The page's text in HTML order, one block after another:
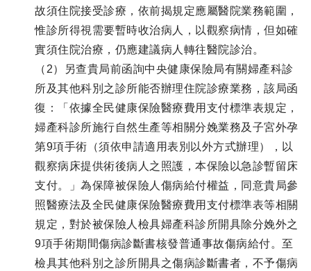
故須住院接受診療，依前揭規定應屬醫院業務範圍，
惟診所得視需要暫時收治病人，以觀察病情，但如確
實須住院治療，仍應建議病人轉往醫院診治。
（2）另查貴局前函詢中央健康保險局有關婦產科診
所及其他科別之診所能否辦理住院診療業務，該局函
復：「依據全民健康保險醫療費用支付標準表規定，
婦產科診所施行自然生產等相關分娩業務及子宮外孕
第9項手術（須依申請適用表別以外方式辦理），以
觀察病床提供術後病人之照護，本保險以急診暫留床
支付。」為保障被保險人傷病給付權益，同意貴局參
照醫療法及全民健康保險醫療費用支付標準表等相關
規定，對於被保險人檢具婦產科診所開具除分娩外之
9項手術期間傷病診斷書核發普通事故傷病給付。至
檢具其他科別之診所開具之傷病診斷書者，不予傷病